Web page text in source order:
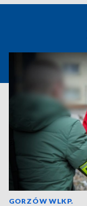
GORZÓW WLKP.